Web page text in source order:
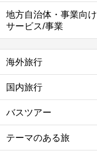
地方自治体・事業向け
サービス/事業
海外旅行
国内旅行
バスツアー
テーマのある旅